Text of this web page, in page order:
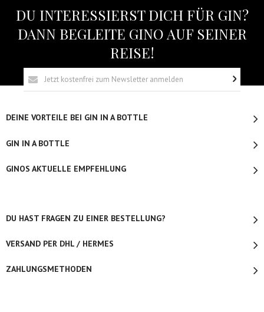
DU INTERESSIERST DICH FÜR GIN?
DANN BEGLEITE GINO AUF SEINER
REISE!
DEINE VORTEILE BEI GIN IN A BOTTLE
GIN IN A BOTTLE
GINOS AKTUELLE EMPFEHLUNG
DU HAST FRAGEN ZU EINER BESTELLUNG?
VERSAND PER DHL / HERMES
ZAHLUNGSMETHODEN